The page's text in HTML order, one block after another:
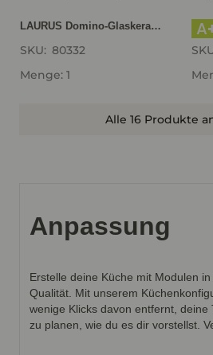
LAURUS Domino-Glaskeramik- Induktionskochfeld LIA30, autark, Rahmenlos LIA30
SKU: 80332
Menge: 1
Alle 16 Produkte
Anpassung
Erstelle deine Küche mit Modulen
Qualität. Mit unserem
wenige Klicks davon entfernt, deine
zu planen, wie du es dir vorstellst.